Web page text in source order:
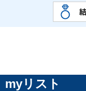
myリスト